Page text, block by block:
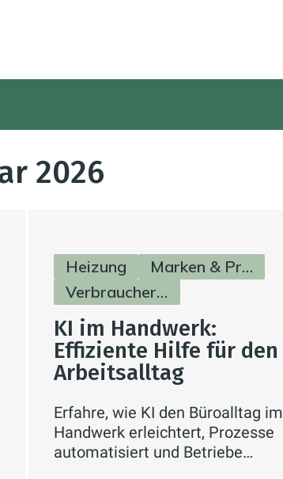
2026
Heizung
Marken & Produkte
Verbraucherinfos
KI im Handwerk:
Effiziente Hilfe für den
Arbeitsalltag
Erfahre, wie KI den Büroalltag im
Handwerk erleichtert, Prozesse
automatisiert und Betriebe